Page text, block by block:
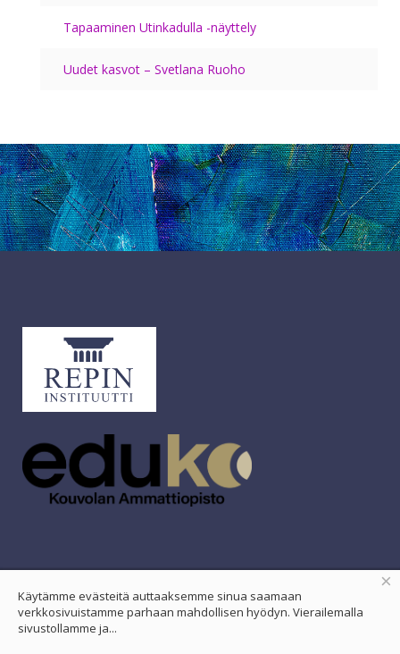
Tapaaminen Utinkadulla -näyttely
Uudet kasvot – Svetlana Ruoho
×
Käytämme evästeitä auttaaksemme sinua saamaan
verkkosivuistamme parhaan mahdollisen hyödyn. Vierailemalla
sivustollamme ja...